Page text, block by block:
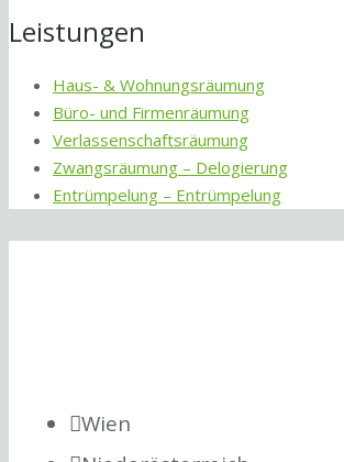
Leistungen
Haus- & Wohnungsräumung
Büro- und Firmenräumung
Verlassenschaftsräumung
Zwangsräumung – Delogierung
Entrümpelung – Entrümpelung
Wien